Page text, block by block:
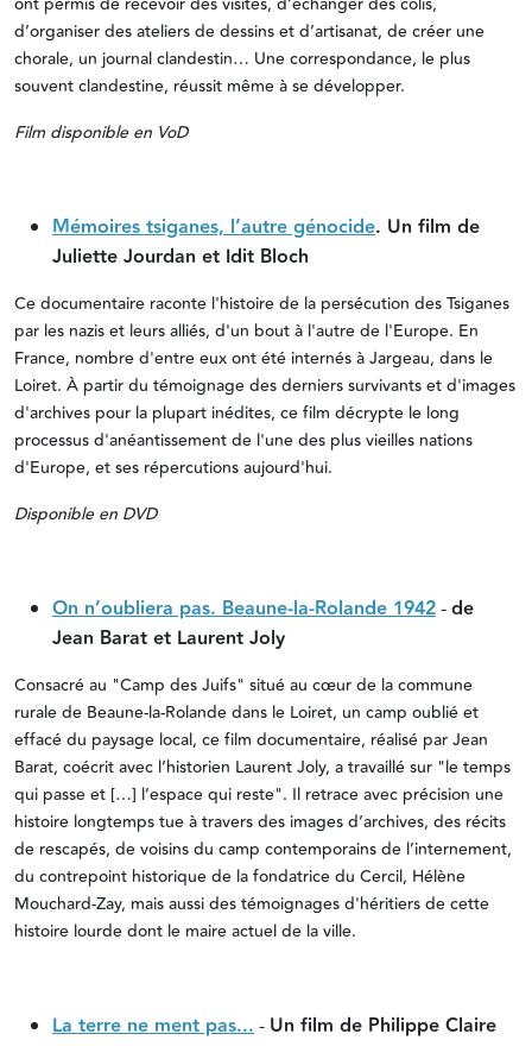
ont permis de recevoir des visites, d’échanger des colis,
d’organiser des ateliers de dessins et d’artisanat, de créer une
chorale, un journal clandestin… Une correspondance, le plus
souvent clandestine, réussit même à se développer.
Film disponible en VoD
Mémoires tsiganes, l’autre génocide. Un film de
Juliette Jourdan et Idit Bloch
Ce documentaire raconte l'histoire de la persécution des Tsiganes
par les nazis et leurs alliés, d'un bout à l'autre de l'Europe. En
France, nombre d'entre eux ont été internés à Jargeau, dans le
Loiret. À partir du témoignage des derniers survivants et d'images
d'archives pour la plupart inédites, ce film décrypte le long
processus d'anéantissement de l'une des plus vieilles nations
d'Europe, et ses répercutions aujourd'hui.
Disponible en DVD
On n’oubliera pas. Beaune-la-Rolande 1942-de
Jean Barat et Laurent Joly
Consacré au "Camp des Juifs" situé au cœur de la commune
rurale de Beaune-la-Rolande dans le Loiret, un camp oublié et
effacé du paysage local, ce film documentaire, réalisé par Jean
Barat, coécrit avec l’historien Laurent Joly, a travaillé sur "le temps
qui passe et […] l’espace qui reste". Il retrace avec précision une
histoire longtemps tue à travers des images d’archives, des récits
de rescapés, de voisins du camp contemporains de l’internement,
du contrepoint historique de la fondatrice du Cercil, Hélène
Mouchard-Zay, mais aussi des témoignages d'héritiers de cette
histoire lourde dont le maire actuel de la ville.
La terre ne ment pas...- Un film de Philippe Claire